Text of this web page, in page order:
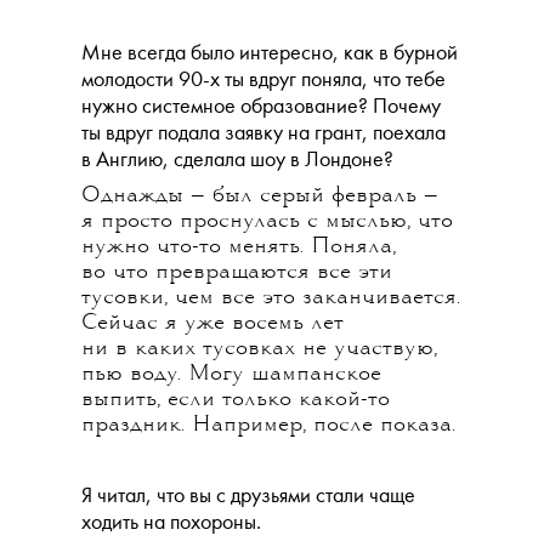
Мне всегда было интересно, как в бурной
молодости 90-х ты вдруг поняла, что тебе
нужно системное образование? Почему
ты вдруг подала заявку на грант, поехала
в Англию, сделала шоу в Лондоне?
Однажды — был серый февраль —
я просто проснулась с мыслью, что
нужно что-то менять. Поняла,
во что превращаются все эти
тусовки, чем все это заканчивается.
Сейчас я уже восемь лет
ни в каких тусовках не участвую,
пью воду. Могу шампанское
выпить, если только какой-то
праздник. Например, после показа.
Я читал, что вы с друзьями стали чаще
ходить на похороны.